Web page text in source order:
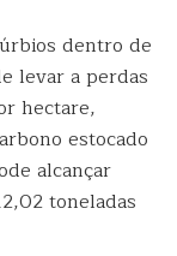
dentro de
levar a perdas
hectare,
estocado
alcançar
toneladas